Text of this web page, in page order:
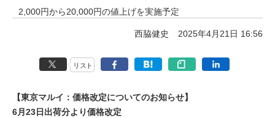
2,000円から20,000円の値上げを実施予定
西脇健史 2025年4月21日 16:56
リスト
【東京マルイ：価格改定についてのお知らせ】
6月23日出荷分より価格改定